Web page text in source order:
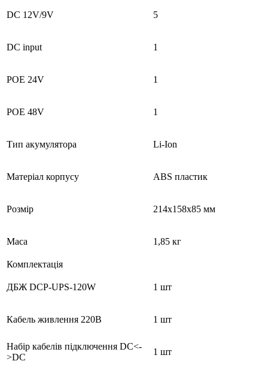
DC 12V/9V 5
DC input 1
POE 24V 1
POE 48V 1
Тип акумулятора Li-Ion
Матеріал корпусу ABS пластик
Розмір 214х158х85 мм
Маса 1,85 кг
Комплектація
ДБЖ DCP-UPS-120W 1 шт
Кабель живлення 220В 1 шт
Набір кабелів підключення DC<-
>DC
1 шт